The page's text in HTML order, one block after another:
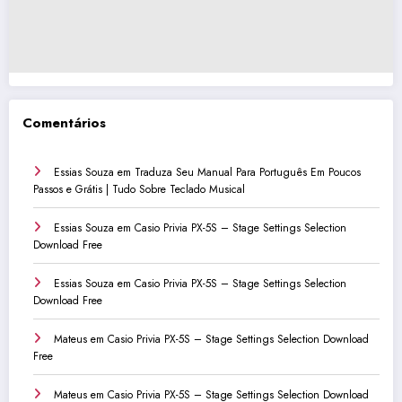
Comentários
Essias Souza em Traduza Seu Manual Para Português Em Poucos
Passos e Grátis | Tudo Sobre Teclado Musical
Essias Souza em Casio Privia PX-5S – Stage Settings Selection
Download Free
Essias Souza em Casio Privia PX-5S – Stage Settings Selection
Download Free
Mateus em Casio Privia PX-5S – Stage Settings Selection Download
Free
Mateus em Casio Privia PX-5S – Stage Settings Selection Download